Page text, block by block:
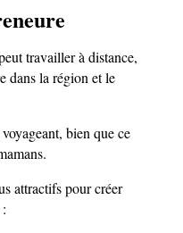
travailler à distance,
dans la région et le
bien que ce
attractifs pour créer